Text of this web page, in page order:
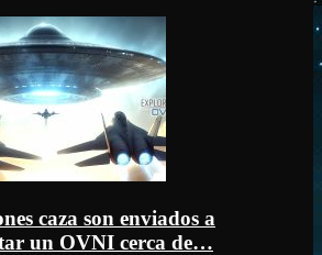
caza son enviados a
un OVNI cerca de…